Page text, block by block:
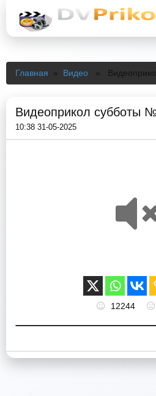
Главная » Видео »
Видеоприкол субботы
10:38 31-05-2025
12244